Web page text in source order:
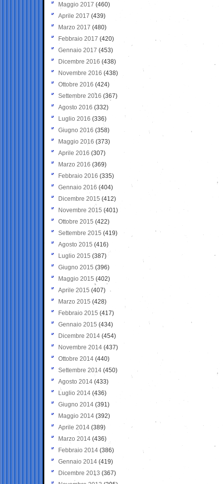
Maggio 2017 (460)
Aprile 2017 (439)
Marzo 2017 (480)
Febbraio 2017 (420)
Gennaio 2017 (453)
Dicembre 2016 (438)
Novembre 2016 (438)
Ottobre 2016 (424)
Settembre 2016 (367)
Agosto 2016 (332)
Luglio 2016 (336)
Giugno 2016 (358)
Maggio 2016 (373)
Aprile 2016 (307)
Marzo 2016 (369)
Febbraio 2016 (335)
Gennaio 2016 (404)
Dicembre 2015 (412)
Novembre 2015 (401)
Ottobre 2015 (422)
Settembre 2015 (419)
Agosto 2015 (416)
Luglio 2015 (387)
Giugno 2015 (396)
Maggio 2015 (402)
Aprile 2015 (407)
Marzo 2015 (428)
Febbraio 2015 (417)
Gennaio 2015 (434)
Dicembre 2014 (454)
Novembre 2014 (437)
Ottobre 2014 (440)
Settembre 2014 (450)
Agosto 2014 (433)
Luglio 2014 (436)
Giugno 2014 (391)
Maggio 2014 (392)
Aprile 2014 (389)
Marzo 2014 (436)
Febbraio 2014 (386)
Gennaio 2014 (419)
Dicembre 2013 (367)